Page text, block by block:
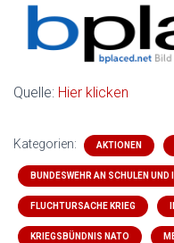
Quelle: Hier klicken
Kategorien: AKTIONEN
BUNDESWEHR AN SCHULEN
FLUCHTURSACHE KRIEG
KRIEGSBÜNDNIS NATO